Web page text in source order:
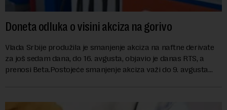
Doneta odluka o visini akciza na gorivo
Vlada Srbije produžila je smanjenje akciza na naftne derivate
za još sedam dana, do 16. avgusta, objavio je danas RTS, a
prenosi Beta.Postojeće smanjenje akciza važi do 9. avgusta